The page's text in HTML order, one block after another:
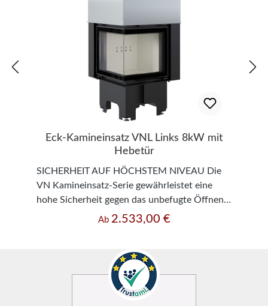
Eck-Kamineinsatz VNL Links 8kW mit
Hebetür
SICHERHEIT AUF HÖCHSTEM NIVEAU Die
VN Kamineinsatz-Serie gewährleistet eine
hohe Sicherheit gegen das unbefugte Öffnen
der Tür, durch eine Kindersicherung. Die
Temperaturen von bis zu 800°C aushält. Das
beigefügte Glas hat ein Qualitäts- und
Sicherheitszertifikat. Der Korpus und die
Regulärer Preis:
Ab 2.533,00 €